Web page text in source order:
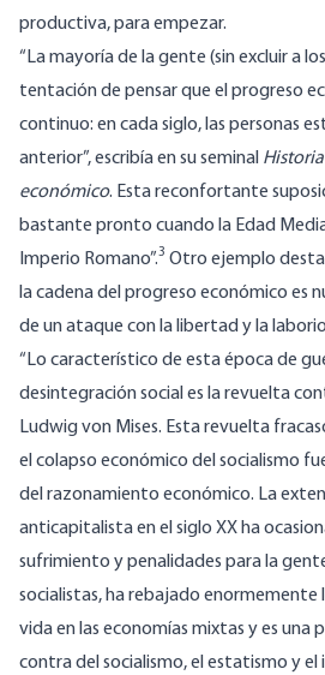
productiva, para empezar.
“La mayoría de la gente (sin excluir a
tentación de pensar que el progreso
continuo: en cada siglo, las personas
anterior”, escribía en su seminal
económico. Esta reconfortante
bastante pronto cuando la Edad Media
Imperio Romano”.3 Otro ejemplo
la cadena del progreso económico es
de un ataque con la libertad y la
“Lo característico de esta época de
desintegración social es la revuelta
Ludwig von Mises. Esta revuelta
el colapso económico del socialismo
del razonamiento económico. La
anticapitalista en el siglo XX ha
sufrimiento y penalidades para la
socialistas, ha rebajado enormemente
vida en las economías mixtas y es una
contra del socialismo, el estatismo y